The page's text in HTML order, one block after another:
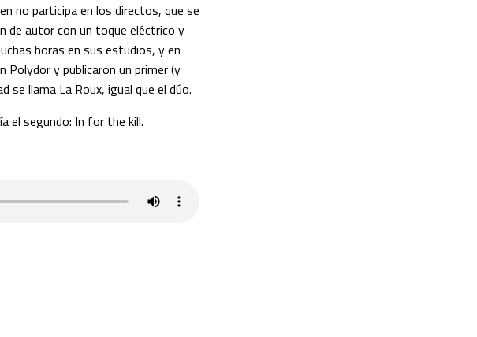
no participa en los directos, que se
de autor con un toque eléctrico y
horas en sus estudios, y en
y publicaron un primer (y
se llama La Roux, igual que el dúo.
el segundo: In for the kill.